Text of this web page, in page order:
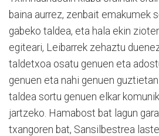
baina aurrez, zenbait emakumek
gabeko taldea, eta hala ekin
egiteari, Leibarrek zehaztu
taldetxoa osatu genuen eta
genuen eta nahi genuen
taldea sortu genuen elkar
jartzeko. Hamabost bat lagun
txangoren bat, Sansilbestrea